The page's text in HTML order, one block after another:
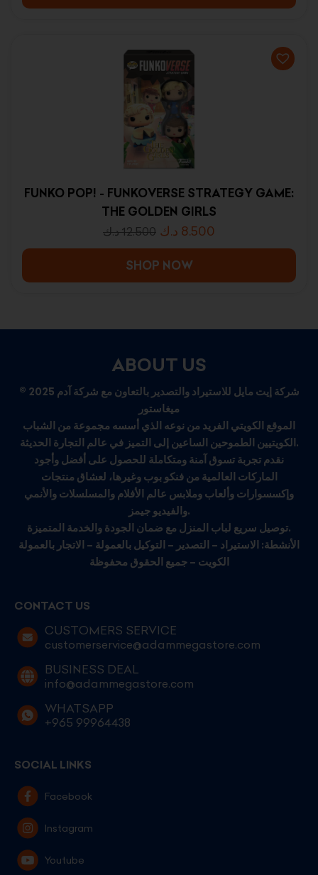
FUNKO POP! - FUNKOVERSE STRATEGY GAME:
THE GOLDEN GIRLS
12.500 د.ك 8.500 د.ك
SHOP NOW
ABOUT US
© 2025 شركة إيت مايل للاستيراد والتصدير بالتعاون مع شركة آدم
ميغاستور
الموقع الكويتي الفريد من نوعه الذي أسسه مجموعة من الشباب
الكويتيين الطموحين الساعين إلى التميز في عالم التجارة الحديثة.
نقدم تجربة تسوق آمنة ومتكاملة للحصول على أفضل وأجود
الماركات العالمية من فنكو بوب وغيرها، لعشاق منتجات
وإكسسوارات وألعاب وملابس عالم الأفلام والمسلسلات والأنمي
والفيديو جيمز.
توصيل سريع لباب المنزل مع ضمان الجودة والخدمة المتميزة.
الأنشطة: الاستيراد – التصدير – التوكيل بالعمولة – الاتجار بالعمولة
الكويت – جميع الحقوق محفوظة
CONTACT US
CUSTOMERS SERVICE
customerservice@adammegastore.com
BUSINESS DEAL
info@adammegastore.com
WHATSAPP
+965 99964438
SOCIAL LINKS
Facebook
Instagram
Youtube